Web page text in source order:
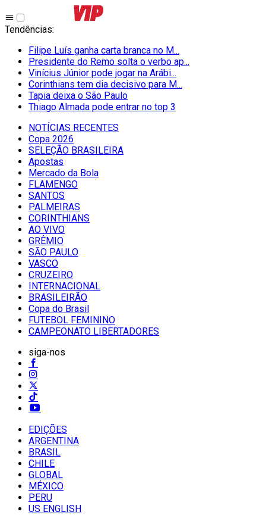
Tendências:
Filipe Luís ganha carta branca no M...
Presidente do Remo solta o verbo ap...
Vinícius Júnior pode jogar na Arábi...
Corinthians tem dia decisivo para M...
Tapia deixa o São Paulo
Thiago Almada pode entrar no top 3
NOTÍCIAS RECENTES
Copa 2026
SELEÇÃO BRASILEIRA
Apostas
Mercado da Bola
FLAMENGO
SANTOS
PALMEIRAS
CORINTHIANS
AO VIVO
GRÊMIO
SĀO PAULO
VASCO
CRUZEIRO
INTERNACIONAL
BRASILEIRÃO
Copa do Brasil
FUTEBOL FEMININO
CAMPEONATO LIBERTADORES
siga-nos
EDIÇÕES
ARGENTINA
BRASIL
CHILE
GLOBAL
MÉXICO
PERU
US ENGLISH